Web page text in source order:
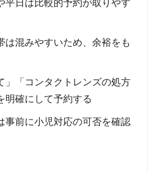
平日は比較的予約が取りやす
は混みやすいため、余裕をも
」「コンタクトレンズの処方
明確にして予約する
事前に小児対応の可否を確認